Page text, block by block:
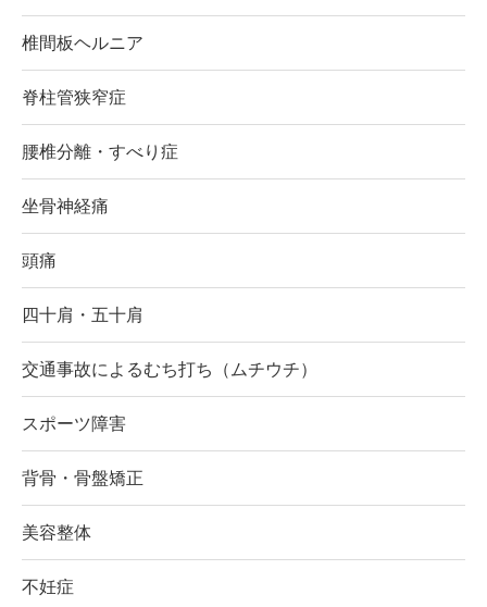
椎間板ヘルニア
脊柱管狭窄症
腰椎分離・すべり症
坐骨神経痛
頭痛
四十肩・五十肩
交通事故によるむち打ち（ムチウチ）
スポーツ障害
背骨・骨盤矯正
美容整体
不妊症